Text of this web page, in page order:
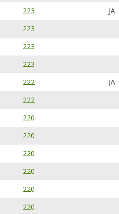
223
JA
223
223
223
222
JA
222
220
220
220
220
220
220